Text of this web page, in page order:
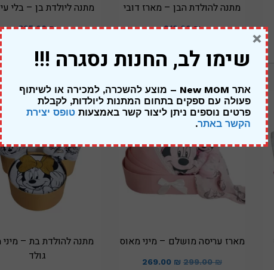
מתנה להולדת הבן – מארז דובי
219.00₪
מתנה ליולדת בן – בלי
325.00₪
מבצע!
מארז עריסה מושלם – מיני מאוס
299.00₪
269.00 ₪
מבצע!
מתנה להולדת בת –
גולד
שימו לב, החנות נסגרה !!!
אתר New MOM – מוצע להשכרה, למכירה או לשיתוף
פעולה עם ספקים בתחום המתנות ליולדות, לקבלת
פרטים נוספים ניתן ליצור קשר באמצעות טופס יצירת
הקשר באתר.
×